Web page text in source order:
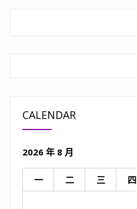
CALENDAR
2026 年 8 月
一 二 三 四